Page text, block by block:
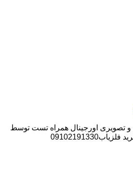
و تصویری اورجینال همراه تست توسط